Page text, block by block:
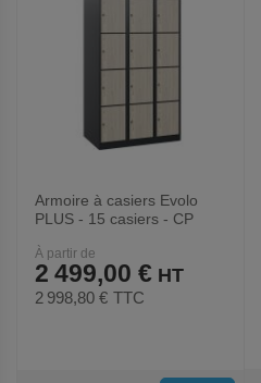
Armoire à casiers Evolo
PLUS - 15 casiers - CP
À partir de
2 499,00 €
2 998,80 € TTC